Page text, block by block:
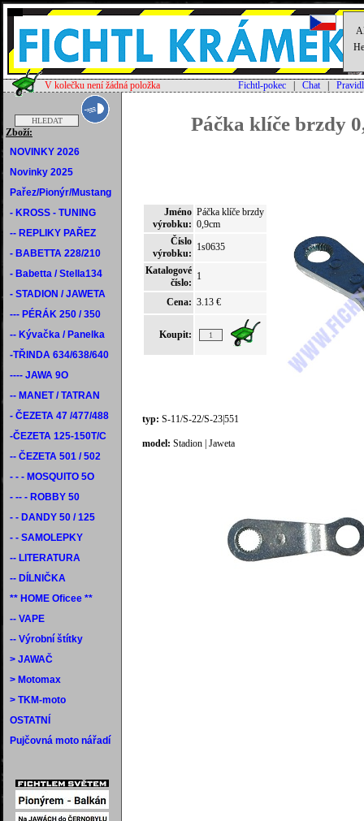
V kolečku není žádná položka Fichtl-pokec Chat|
Zboží:
NOVINKY 2026
Novinky 2025
Pařez/Pionýr/Mustang
- KROSS - TUNING
-- REPLIKY PAŘEZ
- BABETTA 228/210
- Babetta / Stella134
- STADION / JAWETA
--- PÉRÁK 250 / 350
-- Kývačka / Panelka
-TŘINDA 634/638/640
---- JAWA 9O
-- MANET / TATRAN
- ČEZETA 47 /477/488
-ČEZETA 125-150T/C
-- ČEZETA 501 / 502
- - - MOSQUITO 5O
- -- - ROBBY 50
- - DANDY 50 / 125
- - SAMOLEPKY
-- LITERATURA
-- DÍLNIČKA
** HOME Oficee **
-- VAPE
-- Výrobní štítky
> JAWAČ
> Motomax
> TKM-moto
OSTATNÍ
Pujčovná moto nářadí
Páčka klíče brzdy
Jméno
výrobku:
Páčka klíče brzdy
0,9cm
Číslo
výrobku:
1s0635
Katalogové
číslo:
1
Cena: 3.13 €
Koupit:
typ: S-11/S-22/S-23|551
model: Stadion | Jaweta